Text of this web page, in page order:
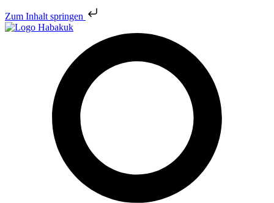
Zum Inhalt springen